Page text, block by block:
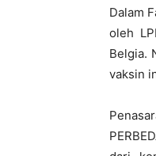
Dalam
oleh
Belgia.
vaksin